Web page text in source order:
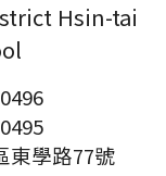
Hsin-tai
東學路77號